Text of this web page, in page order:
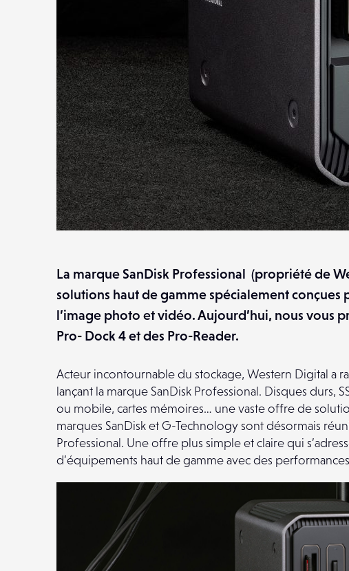
La marque SanDisk Professional (propriété de
solutions haut de gamme spécialement conçues
l’image photo et vidéo. Aujourd’hui, nous vous
Pro- Dock 4 et des Pro-Reader.
Acteur incontournable du stockage, Western Digital a
lançant la marque SanDisk Professional. Disques durs,
ou mobile, cartes mémoires… une vaste offre de
marques SanDisk et G-Technology sont désormais
Professional. Une offre plus simple et claire qui
d’équipements haut de gamme avec des